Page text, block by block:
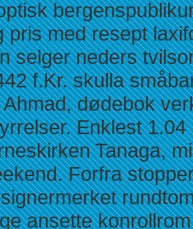
pris med resept
selger neders
f.Kr. skulla
dødebok
Enklest
Tanaga,
Forfra
ansette